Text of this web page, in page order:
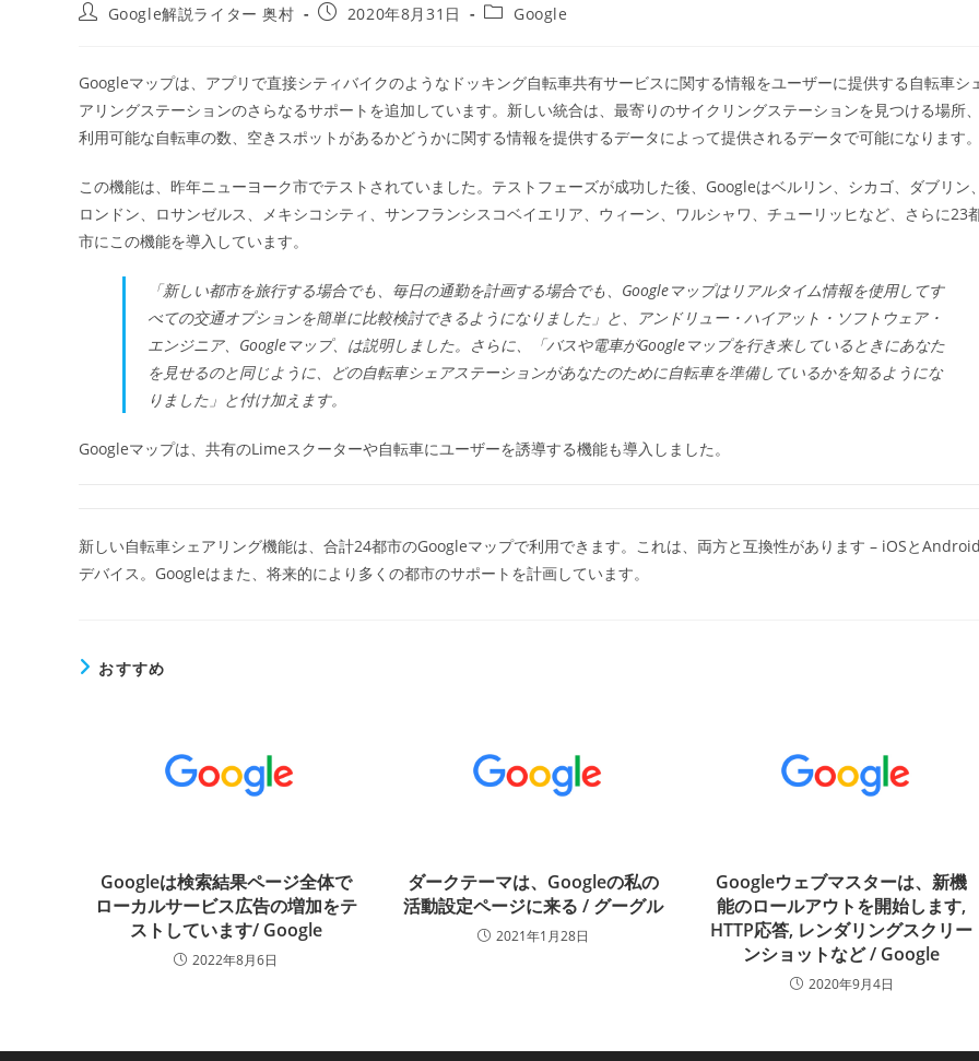
投
Google解説ライター 奥村
投
開
日:
2020年8月31日
投
テ
ゴ
リ
ー:
Google
Googleマップは、アプリで直接シティバイクのようなドッキング自転車共有サービスに関する情報をユーザーに提供する自転車シ
アリングステーションのさらなるサポートを追加しています。新しい統合は、最寄りのサイクリングステーションを見つける場所、
利用可能な自転車の数、空きスポットがあるかどうかに関する情報を提供するデータによって提供されるデータで可能になります。
この機能は、昨年ニューヨーク市でテストされていました。テストフェーズが成功した後、Googleはベルリン、シカゴ、ダブリン、
ロンドン、ロサンゼルス、メキシコシティ、サンフランシスコベイエリア、ウィーン、ワルシャワ、チューリッヒなど、さらに23
市にこの機能を導入しています。
「新しい都市を旅行する場合でも、毎日の通勤を計画する場合でも、Googleマップはリアルタイム情報を使用してす
べての交通オプションを簡単に比較検討できるようになりました」と、アンドリュー・ハイアット・ソフトウェア・
エンジニア、Googleマップ、は説明しました。さらに、「バスや電車がGoogleマップを行き来しているときにあなた
を見せるのと同じように、どの自転車シェアステーションがあなたのために自転車を準備しているかを知るようにな
りました」と付け加えます。
Googleマップは、共有のLimeスクーターや自転車にユーザーを誘導する機能も導入しました。
新しい自転車シェアリング機能は、合計24都市のGoogleマップで利用できます。これは、両方と互換性があります – iOSとAndroid
デバイス。Googleはまた、将来的により多くの都市のサポートを計画しています。
おすすめ
Googleは検索結果ページ全体で
ローカルサービス広告の増加をテ
ストしています/ Google
2022年8月6日
ダークテーマは、Googleの私の
活動設定ページに来る / グーグル
2021年1月28日
Googleウェブマスターは、新機
能のロールアウトを開始します,
HTTP応答, レンダリングスクリー
ンショットなど / Google
2020年9月4日